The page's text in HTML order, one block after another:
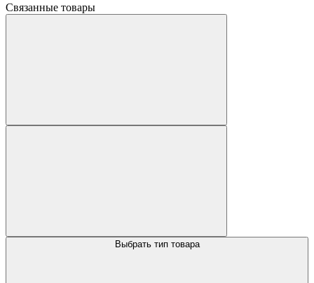
Связанные товары
Выбрать тип товара